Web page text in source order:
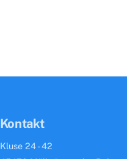
Kontakt
Kluse 24 - 42